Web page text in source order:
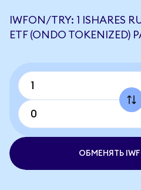
IWFON/TRY: 1 ISHARES
ETF (ONDO TOKENIZED)
ОБМЕНЯТЬ